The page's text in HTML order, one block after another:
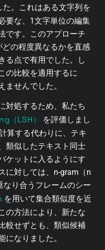
。これはある文字列を
要な、1文字単位の編集
です。このアプローチ
の程度異なるかを直感
る点で有用でした。し
の比較を適用するに
ませんでした。
対処するため、私たち
（LSH）
を評価しまし
算する代わりに、テキ
類似したテキスト同士
ケットに入るようにす
に対しては、n-gram（n
り合うフレームのシー
を用いて集合類似度を近
の方法により、新たな
較せずとも、類似候補
になりました。